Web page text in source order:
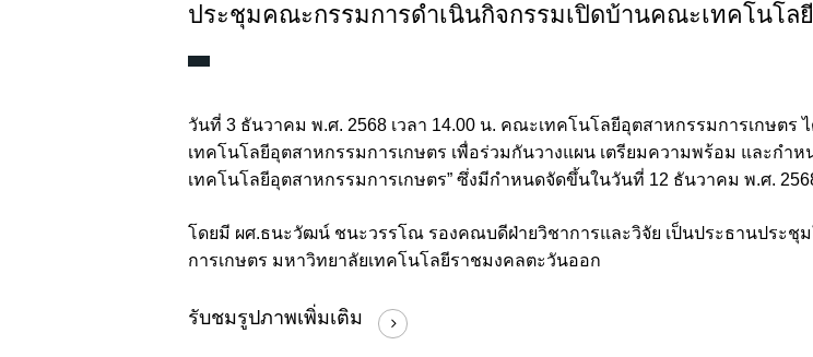
ประชุมคณะกรรมการดำเนินกิจกรรมเปิดบ้านคณะเทคโนโล
วันที่ 3 ธันวาคม พ.ศ. 2568 เวลา 14.00 น. คณะเทคโนโลยีอุตสาหกรรมการเกษต
เทคโนโลยีอุตสาหกรรมการเกษตร เพื่อร่วมกันวางแผน เตรียมความพร้อม และกำ
เทคโนโลยีอุตสาหกรรมการเกษตร” ซึ่งมีกำหนดจัดขึ้นในวันที่ 12 ธันวาคม พ.ศ.
โดยมี ผศ.ธนะวัฒน์ ชนะวรรโณ รองคณบดีฝ่ายวิชาการและวิจัย เป็นประธานประ
การเกษตร มหาวิทยาลัยเทคโนโลยีราชมงคลตะวันออก
รับชมรูปภาพเพิ่มเติม